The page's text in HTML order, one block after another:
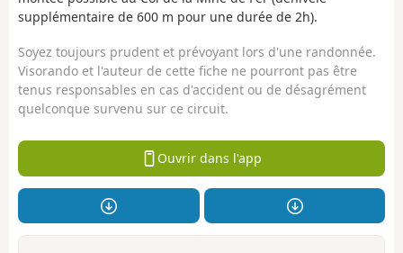
supplémentaire de 600 m pour une durée de 2h).
Soyez toujours prudent et prévoyant lors d'une randonnée.
Visorando et l'auteur de cette fiche ne pourront pas être
tenus responsables en cas d'accident ou de désagrément
quelconque survenu sur ce circuit.
Ouvrir dans l'app